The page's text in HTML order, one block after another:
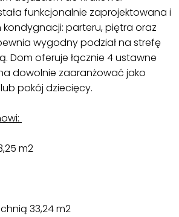
funkcjonalnie zaprojektowana i
kondygnacji: parteru, piętra oraz
wygodny podział na strefę
Dom oferuje łącznie 4 ustawne
dowolnie zaaranżować jako
pokój dziecięcy.
m2
33,24 m2